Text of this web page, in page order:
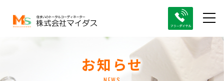
お知らせ